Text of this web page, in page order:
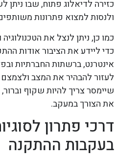
כזירה לדיאלוג פתוח, שבו
ולנסות למצוא פתרונות
כמו כן, ניתן לנצל את
כדי ליידע את הציבור אודות
אינטרנט, ברשתות החברתיות
לעזור להבהיר את המצב
שיימסר צריך להיות שקוף
את הצורך במעקב.
דרכי פתרון
בעקבות ההתקנה